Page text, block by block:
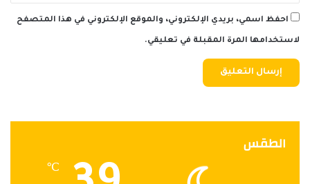
احفظ اسمي، بريدي الإلكتروني، والموقع الإلكتروني في هذا المتصفح
لاستخدامها المرة المقبلة في تعليقي.
الطقس
℃